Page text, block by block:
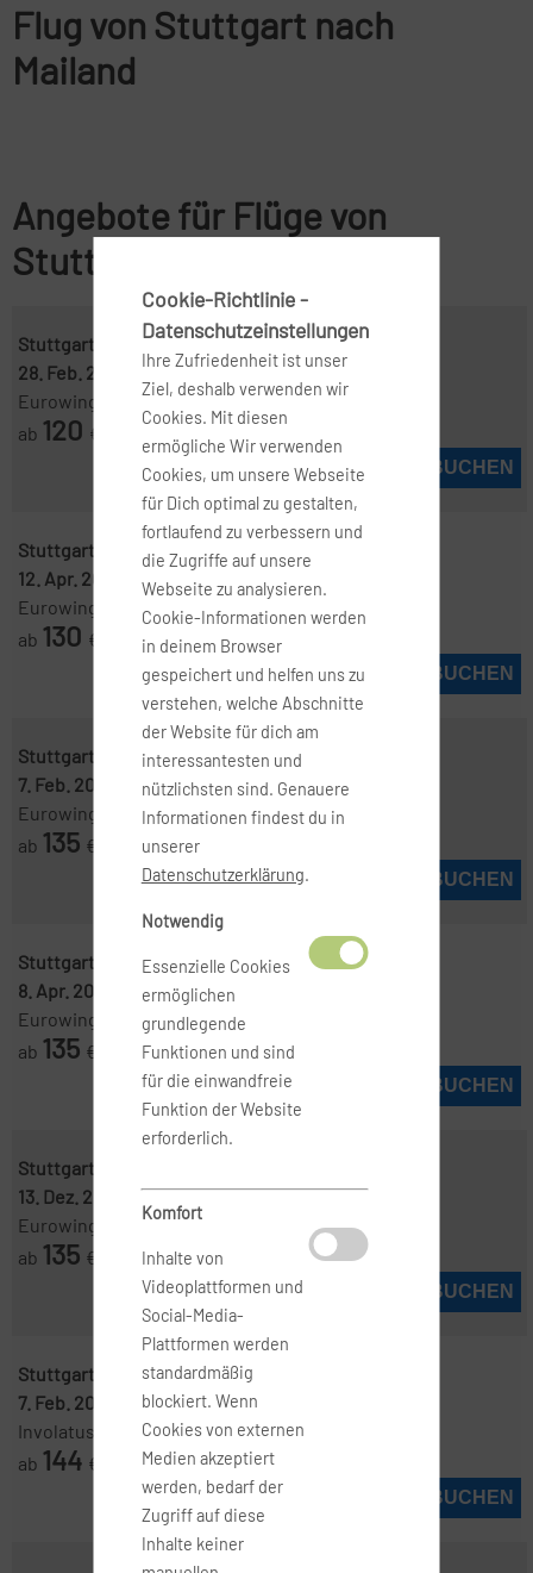
Flug von Stuttgart nach
Mailand
Angebote für Flüge von
Stuttgart nach Mailand
Stuttgart ( STR )-Mailand ( LIN )
28. Feb. 2027
4. März 2027
Eurowings
ab 120 €
JETZT BUCHEN
Stuttgart ( STR )-
Mailand ( MXP )
12. Apr. 2027
16. Apr. 2027
Eurowings
ab 130 €
JETZT BUCHEN
Stuttgart ( STR )-Mailand ( LIN )
7. Feb. 2027
21. Feb. 2027
Eurowings
ab 135 €
JETZT BUCHEN
Stuttgart ( STR )-Mailand ( MXP )
8. Apr. 2027
9. Apr. 2027
Eurowings
ab 135 €
JETZT BUCHEN
Stuttgart ( STR )
13. Dez. 2026
20. Dez. 2026
Eurowings
ab 135 €
JETZT BUCHEN
Stuttgart ( STR )-Mailand ( LIN )
7. Feb. 2027
21. Feb. 2027
Involatus
ab 144 €
JETZT BUCHEN
Cookie-Richtlinie -
Datenschutzeinstellungen
Ihre Zufriedenheit ist unser
Ziel, deshalb verwenden wir
Cookies. Mit diesen
ermögliche Wir verwenden
Cookies, um unsere Webseite
für Dich optimal zu gestalten,
fortlaufend zu verbessern und
die Zugriffe auf unsere
Webseite zu analysieren.
Cookie-Informationen werden
in deinem Browser
gespeichert und helfen uns zu
verstehen, welche Abschnitte
der Website für dich am
interessantesten und
nützlichsten sind. Genauere
Informationen findest du in
unserer
Datenschutzerklärung.
Notwendig
Essenzielle Cookies
ermöglichen
grundlegende
Funktionen und sind
für die einwandfreie
Funktion der Website
erforderlich.
Komfort
Inhalte von
Videoplattformen und
Social-Media-
Plattformen werden
standardmäßig
blockiert. Wenn
Cookies von externen
Medien akzeptiert
werden, bedarf der
Zugriff auf diese
Inhalte keiner